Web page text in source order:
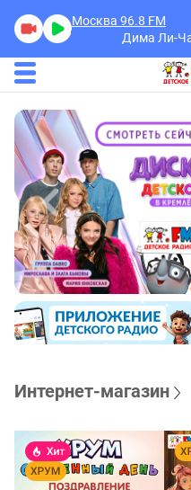
Москва 96.8 FM
Дима Ли-Чан-
Интернет-магазин